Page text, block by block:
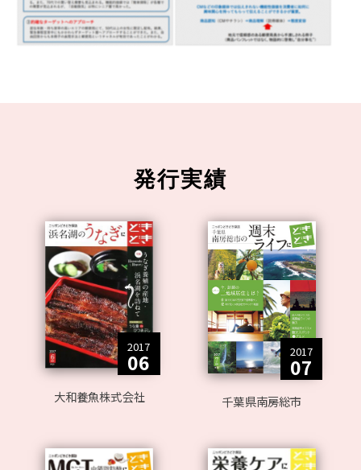
発行実績
2017
06
大和養魚株式会社
2017
07
千葉県南房総市